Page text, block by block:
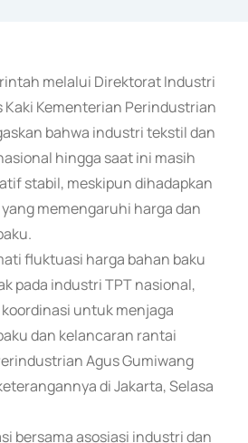
melalui Direktorat Industri
Kaki Kementerian Perindustrian
bahwa industri tekstil dan
hingga saat ini masih
stabil, meskipun dihadapkan
memengaruhi harga dan
fluktuasi harga bahan baku
pada industri TPT nasional,
untuk menjaga
dan kelancaran rantai
Agus Gumiwang
di Jakarta, Selasa
bersama asosiasi industri dan